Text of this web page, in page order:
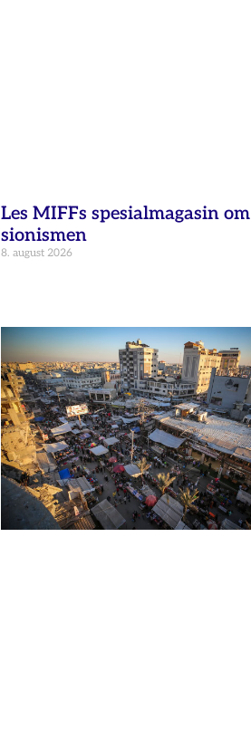
Les MIFFs spesialmagasin om
sionismen
8. august 2026